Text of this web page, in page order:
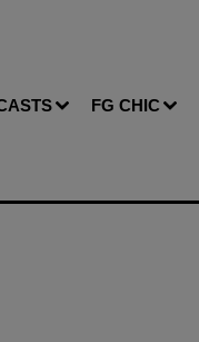
FG CHIC